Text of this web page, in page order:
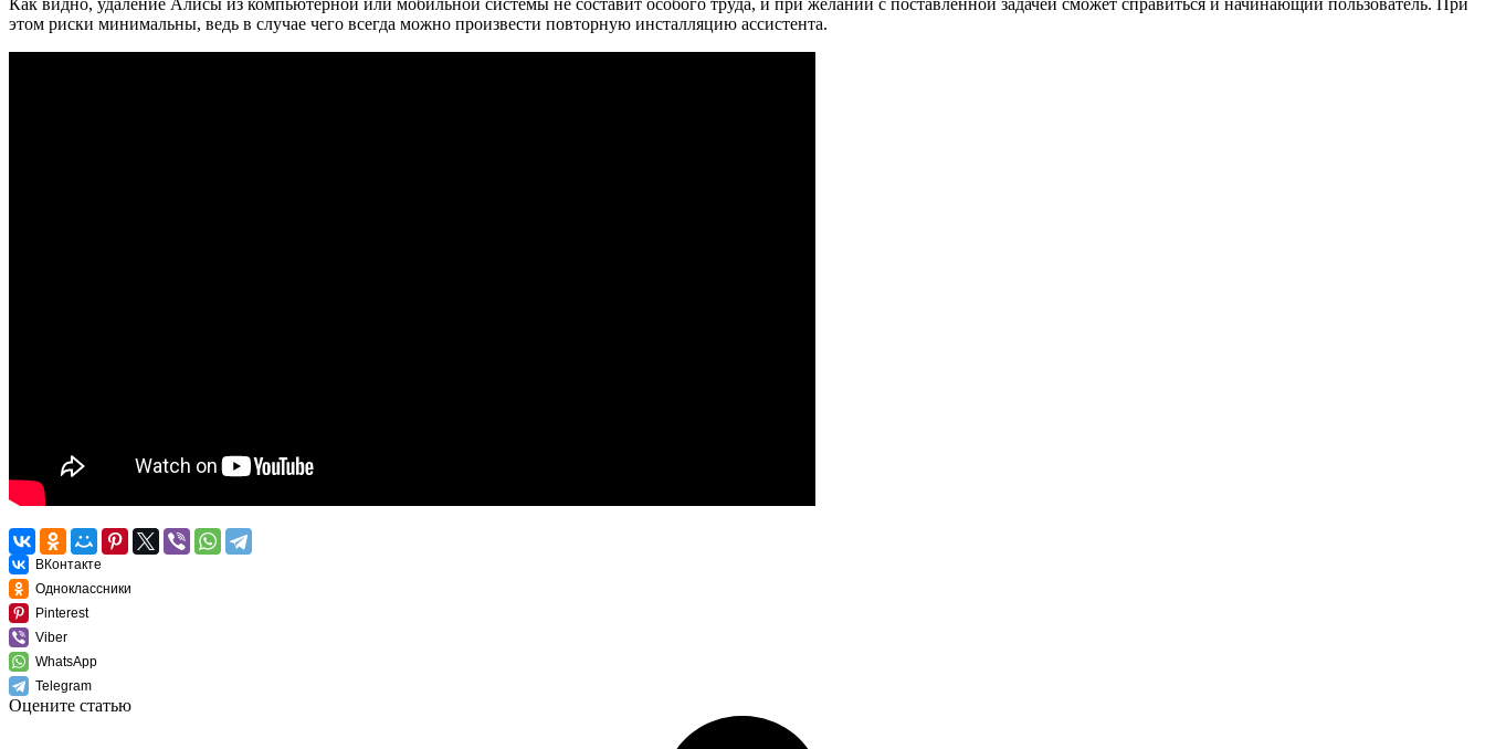
этом риски минимальны, ведь в случае чего всегда можно произвести повторную инсталляцию ассистента.
ВКонтакте
Одноклассники
Pinterest
Viber
WhatsApp
Telegram
Оцените статью